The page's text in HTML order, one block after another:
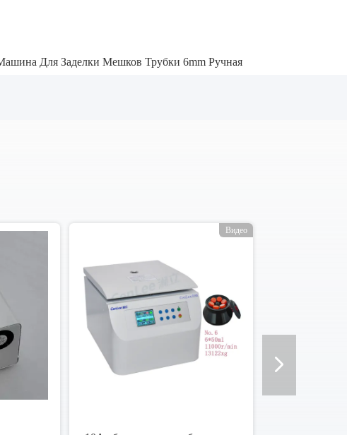
Для Заделки Мешков Трубки 6mm Ручная
Видео